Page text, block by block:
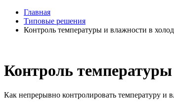
Главная
Типовые решения
Контроль температуры и влажности в
Контроль
Как непрерывно контролировать температуру и